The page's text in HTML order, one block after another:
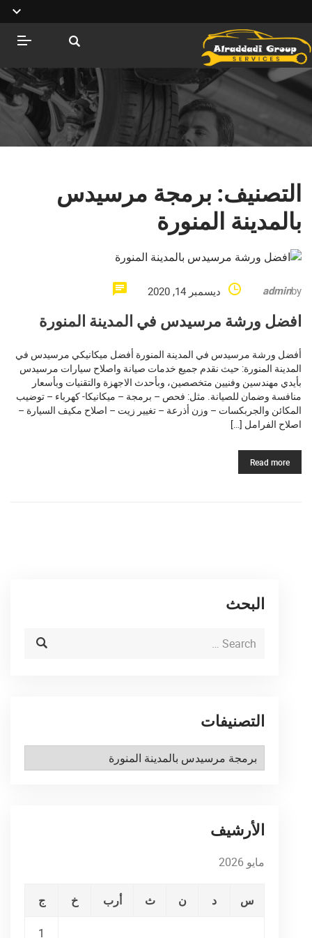
التصنيف: برمجة مرسيدس
بالمدينة المنورة
by
admin ديسمبر 14, 2020
افضل ورشة مرسيدس في المدينة المنورة
أفضل ورشة مرسيدس في المدينة المنورة أفضل ميكانيكي مرسيدس في
المدينة المنورة: حيث نقدم جميع خدمات صيانة واصلاح سيارات مرسيدس
بأيدي مهندسين وفنيين متخصصين، وبأحدث الاجهزة والتقنيات وبأسعار
منافسة وضمان للصيانة. مثل: فحص – برمجة – ميكانيكا- كهرباء – توضيب
المكائن والجربكسات – وزن أذرعة – تغيير زيت – اصلاح مكيف السيارة –
اصلاح الفرامل […]
Read more
البحث
التصنيفات
التصنيفات
الأرشيف
مايو 2026
س د ن ث أرب خ ج
1